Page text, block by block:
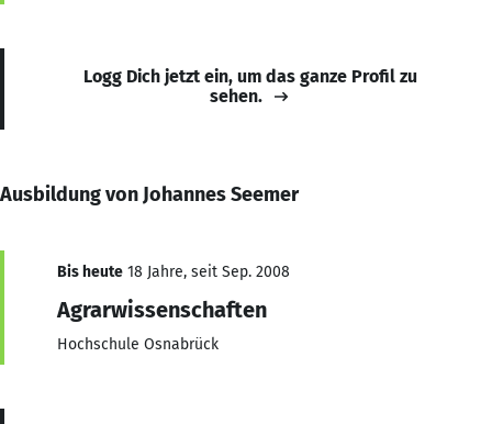
Logg Dich jetzt ein, um das ganze Profil zu
sehen.
Ausbildung von Johannes Seemer
Bis heute 18 Jahre, seit Sep. 2008
Agrarwissenschaften
Hochschule Osnabrück